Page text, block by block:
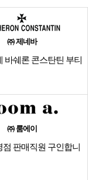
㈜ 제네바
바쉐론 콘스탄틴 부티
㈜ 룸에이
점 판매직원 구인합니